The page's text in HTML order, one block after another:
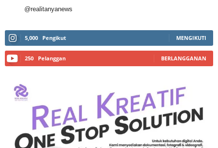
@realitanyanews
5,000 Pengikut MENGIKUTI
250 Pelanggan BERLANGGANAN